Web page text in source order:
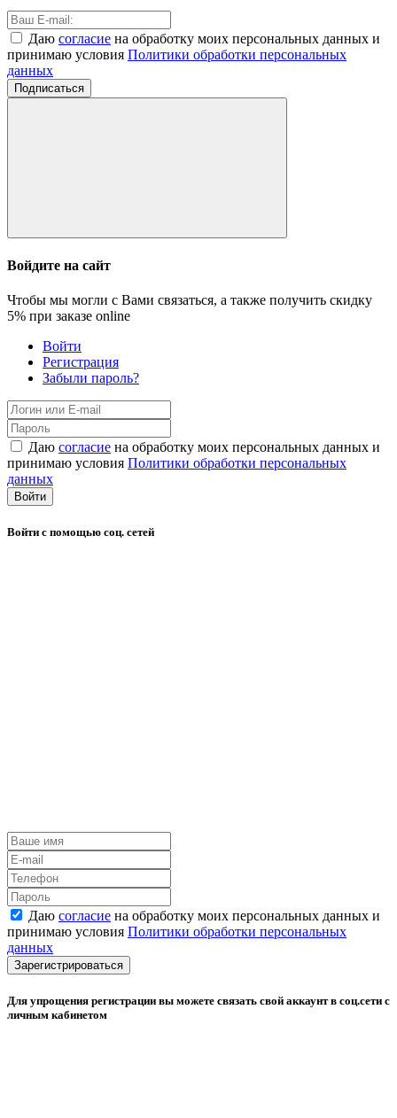
Даю согласие на обработку моих персональных данных и
принимаю условия Политики обработки персональных
данных
Подписаться
Войдите на сайт
Чтобы мы могли с Вами связаться, а также получить скидку
5% при заказе online
Войти
Регистрация
Забыли пароль?
Даю согласие на обработку моих персональных данных и
принимаю условия Политики обработки персональных
данных
Войти
Войти с помощью соц. сетей
Даю согласие на обработку моих персональных данных и
принимаю условия Политики обработки персональных
данных
Зарегистрироваться
Для упрощения регистрации вы можете связать свой аккаунт в соц.сети с
личным кабинетом